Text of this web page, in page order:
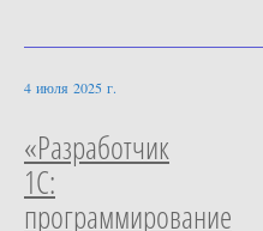
4 июля 2025 г.
«Разработчик
1С:
программирование